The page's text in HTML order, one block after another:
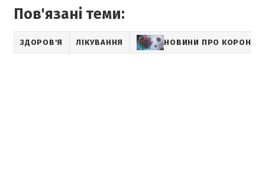
Пов'язані теми:
ЗДОРОВ'Я ЛІКУВАННЯ НОВИНИ ПРО